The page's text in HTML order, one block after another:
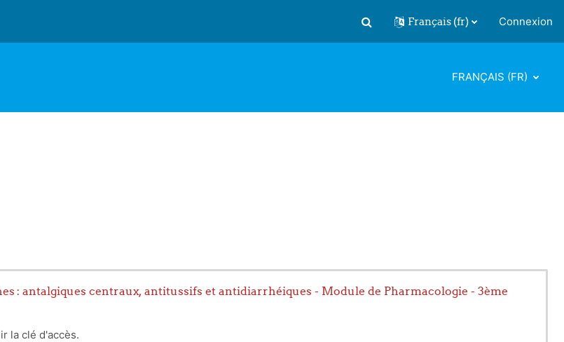
Activer/désactiver la saisie de
Français ‎(fr)‎ Connexion
FRANÇAIS ‎(FR)‎
: antalgiques centraux, antitussifs et antidiarrhéiques - Module de Pharmacologie - 3ème
la clé d'accès.